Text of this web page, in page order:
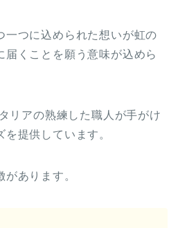
一つに込められた想いが虹の
届くことを願う意味が込めら
リアの熟練した職人が手がけ
提供しています。
あります。